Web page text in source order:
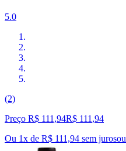
5.0
(2)
Preço R$ 111,94R$ 111 ,94
Ou 1x de R$ 111,94 sem jurosou